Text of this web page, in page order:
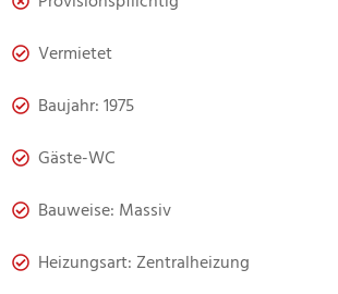
Vermietet
Baujahr: 1975
Gäste-WC
Bauweise: Massiv
Heizungsart: Zentralheizung